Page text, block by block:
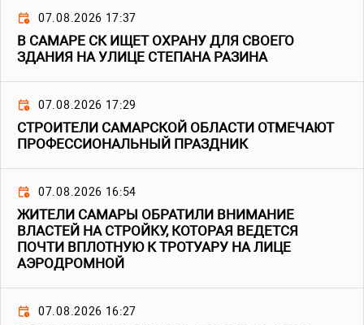
07.08.2026 17:37
В САМАРЕ СК ИЩЕТ ОХРАНУ ДЛЯ СВОЕГО
ЗДАНИЯ НА УЛИЦЕ СТЕПАНА РАЗИНА
07.08.2026 17:29
СТРОИТЕЛИ САМАРСКОЙ ОБЛАСТИ ОТМЕЧАЮТ
ПРОФЕССИОНАЛЬНЫЙ ПРАЗДНИК
07.08.2026 16:54
ЖИТЕЛИ САМАРЫ ОБРАТИЛИ ВНИМАНИЕ
ВЛАСТЕЙ НА СТРОЙКУ, КОТОРАЯ ВЕДЕТСЯ
ПОЧТИ ВПЛОТНУЮ К ТРОТУАРУ НА ЛИЦЕ
АЭРОДРОМНОЙ
07.08.2026 16:27